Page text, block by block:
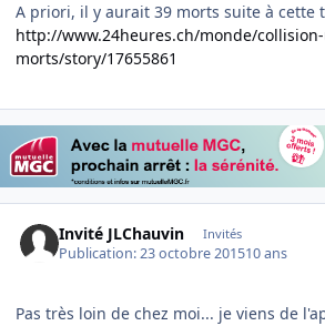
A priori, il y aurait 39 morts suite à cette
http://www.24heures.ch/monde/
morts/story/17655861
Invité JLChauvin Invités
Publication:23 octobre 201510 ans
Pas très loin de chez moi... je viens de